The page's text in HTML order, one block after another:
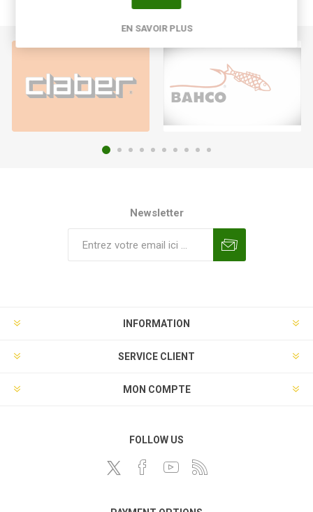
Newsletter
INFORMATION
SERVICE CLIENT
MON COMPTE
FOLLOW US
EN SAVOIR PLUS